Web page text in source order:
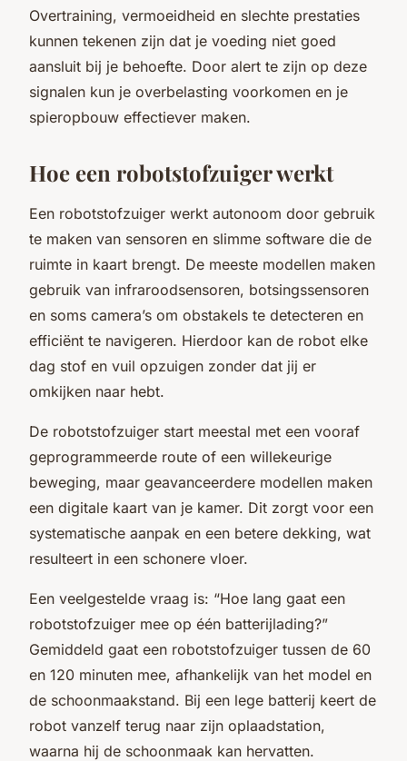
Overtraining, vermoeidheid en slechte prestaties
kunnen tekenen zijn dat je voeding niet goed
aansluit bij je behoefte. Door alert te zijn op deze
signalen kun je overbelasting voorkomen en je
spieropbouw effectiever maken.
Hoe een robotstofzuiger werkt
Een robotstofzuiger werkt autonoom door gebruik
te maken van sensoren en slimme software die de
ruimte in kaart brengt. De meeste modellen maken
gebruik van infraroodsensoren, botsingssensoren
en soms camera’s om obstakels te detecteren en
efficiënt te navigeren. Hierdoor kan de robot elke
dag stof en vuil opzuigen zonder dat jij er
omkijken naar hebt.
De robotstofzuiger start meestal met een vooraf
geprogrammeerde route of een willekeurige
beweging, maar geavanceerdere modellen maken
een digitale kaart van je kamer. Dit zorgt voor een
systematische aanpak en een betere dekking, wat
resulteert in een schonere vloer.
Een veelgestelde vraag is: “Hoe lang gaat een
robotstofzuiger mee op één batterijlading?”
Gemiddeld gaat een robotstofzuiger tussen de 60
en 120 minuten mee, afhankelijk van het model en
de schoonmaakstand. Bij een lege batterij keert de
robot vanzelf terug naar zijn oplaadstation,
waarna hij de schoonmaak kan hervatten.